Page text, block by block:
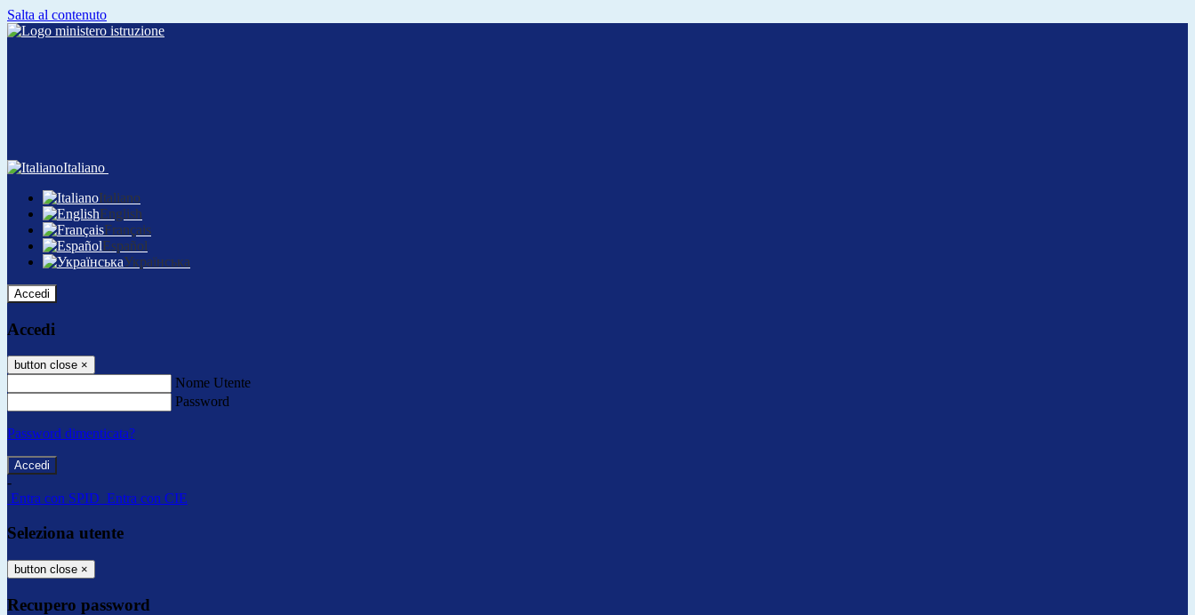
Salta al contenuto
Italiano
Italiano
English
Français
Español
Українська
Accedi
Accedi
button close ×
Nome Utente
Password
Password dimenticata?
-
Entra con SPID Entra con CIE
Seleziona utente
button close ×
Recupero password